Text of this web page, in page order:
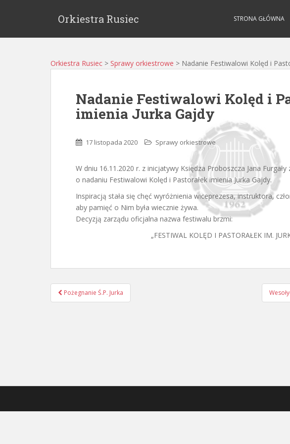
Orkiestra Rusiec STRONA GŁÓWNA
Orkiestra Rusiec > Sprawy orkiestrowe > Nadanie Festiwalowi Kolęd i
Nadanie Festiwalowi Kolęd i
imienia Jurka Gajdy
17 listopada 2020 Sprawy orkiestrowe
W dniu 16.11.2020 r. z inicjatywy Księdza Proboszcza Jana
o nadaniu Festiwalowi Kolęd i Pastorałek imienia Jurka Gajdy.
Inspiracją stała się chęć wyróżnienia wiceprezesa, instruktora,
aby pamięć o Nim była wiecznie żywa.
Decyzją zarządu oficjalna nazwa festiwalu brzmi:
„FESTIWAL KOLĘD I PASTORAŁEK IM.
Nawigacja
postu
Pożegnanie Ś.P. Jurka